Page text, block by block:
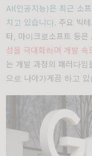
AI(인공지능)은 최근 소
치고 있습니다. 주요 빅
타, 마이크로소프트 등은
성을 극대화하며 개발
는 개발 과정의 패러다
으로 나아가게끔 하고 있